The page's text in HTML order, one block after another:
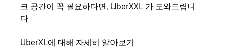
크 공간이 꼭 필요하다면, UberXXL 가 도와드립니
다.
UberXL에 대해 자세히 알아보기